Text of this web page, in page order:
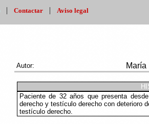
| Contactar | Aviso legal
Autor: María
Paciente de 32 años que presenta
derecho y testículo derecho con deterioro
testículo derecho.